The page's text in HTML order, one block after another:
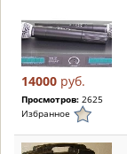
14000 руб.
Просмотров: 2625
Избранное